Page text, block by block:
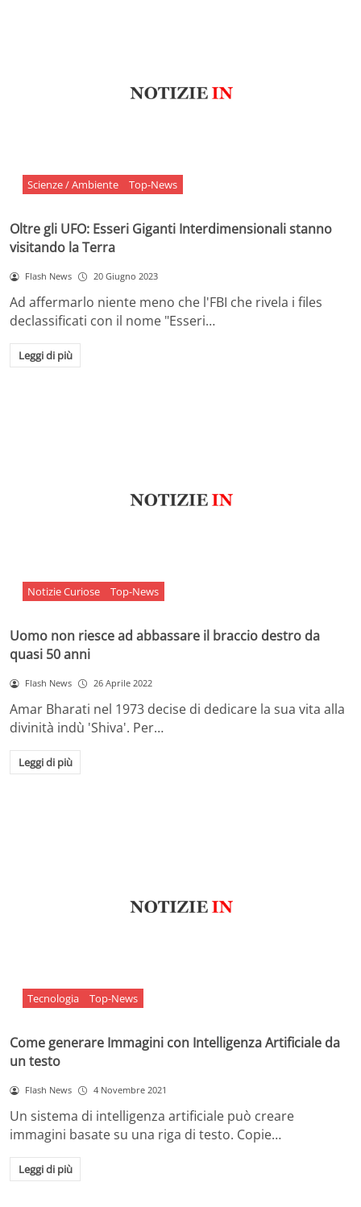
Scienze / Ambiente Top-News
Oltre gli UFO: Esseri Giganti Interdimensionali stanno
visitando la Terra
Flash News 20 Giugno 2023
Ad affermarlo niente meno che l'FBI che rivela i files
declassificati con il nome "Esseri…
Leggi di più
Notizie Curiose Top-News
Uomo non riesce ad abbassare il braccio destro da
quasi 50 anni
Flash News 26 Aprile 2022
Amar Bharati nel 1973 decise di dedicare la sua vita alla
divinità indù 'Shiva'. Per…
Leggi di più
Tecnologia Top-News
Come generare Immagini con Intelligenza Artificiale da
un testo
Flash News 4 Novembre 2021
Un sistema di intelligenza artificiale può creare
immagini basate su una riga di testo. Copie…
Leggi di più